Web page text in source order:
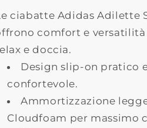
ciabatte Adidas Adilette
comfort e
e doccia.
Design slip-on pratico
confortevole.
Ammortizzazione
Cloudfoam per massimo